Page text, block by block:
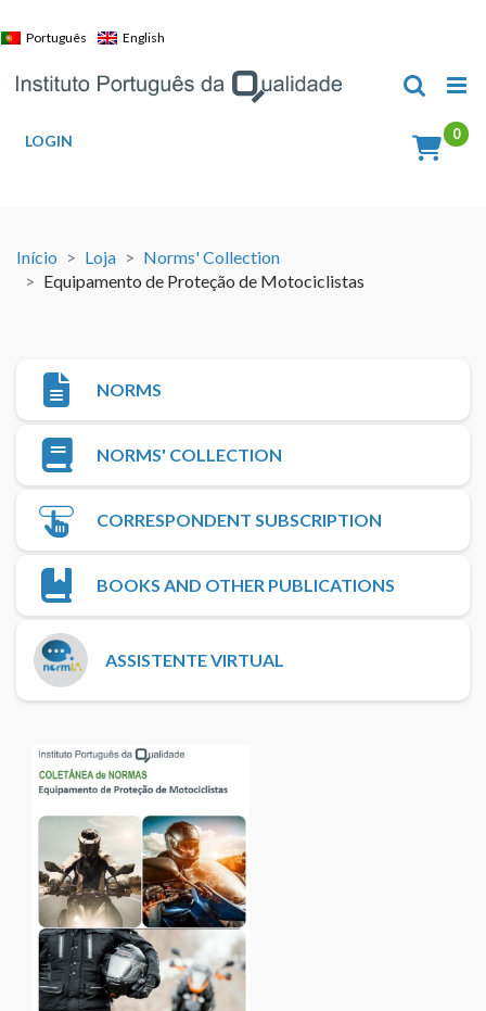
to
Português English
LOGIN
Início Loja
Norms' Collection
Equipamento de Proteção de Motociclistas
NORMS
NORMS' COLLECTION
CORRESPONDENT SUBSCRIPTION
BOOKS AND OTHER PUBLICATIONS
ASSISTENTE VIRTUAL